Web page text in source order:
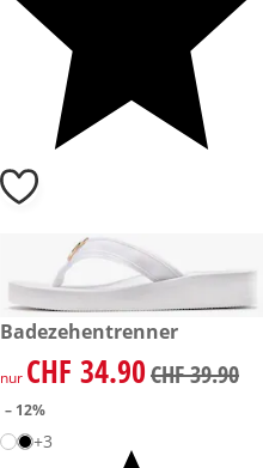
reduzierter Preis CHF 34.90,
-12%
Badezehentrenner
reduzierter Preis CHF
nur CHF 34.90CHF 39.90
– 12%
+3